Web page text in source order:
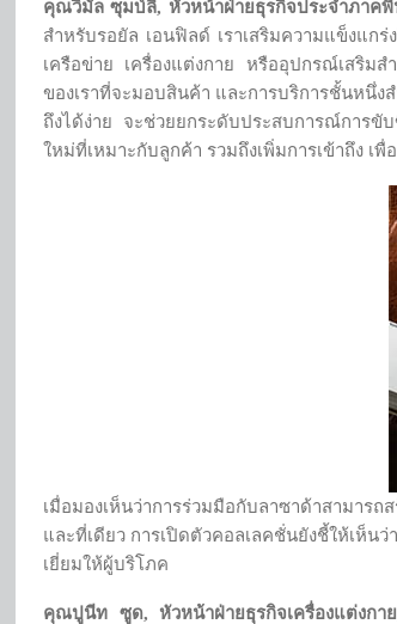
คุณวิมัล ซุมบ์ลี, หัวหน้าฝ่ายธุรกิจประจำภาค
สำหรับรอยัล เอนฟิลด์ เราเสริมความแข็งแก
เครือข่าย เครื่องแต่งกาย หรืออุปกรณ์เสริมส
ของเราที่จะมอบสินค้า และการบริการชั้นหนึ่ง
ถึงได้ง่าย จะช่วยยกระดับประสบการณ์การขั
ใหม่ที่เหมาะกับลูกค้า รวมถึงเพิ่มการเข้าถึง
เมื่อมองเห็นว่าการร่วมมือกับลาซาด้าสามาร
และที่เดียว การเปิดตัวคอลเลคชั่นยังชี้ให้เห็
เยี่ยมให้ผู้บริโภค
คุณปูนีท ซูด, หัวหน้าฝ่ายธุรกิจเครื่องแต่งกาย